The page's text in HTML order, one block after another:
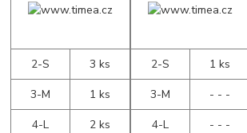
2-S
3 ks
3-M
1 ks
4-L
2 ks
2-S
1 ks
3-M
- - -
4-L
- - -